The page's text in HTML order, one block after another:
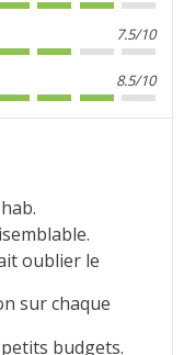
7.5/10
8.5/10
oublier le
sur chaque
budgets.